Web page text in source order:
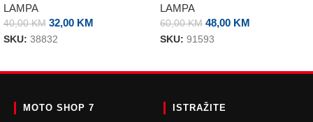
LAMPA
40,00KM 32,00 KM
SKU: 38832
LAMPA
60,00KM 48,00 KM
SKU: 91593
MOTO SHOP 7 ISTRAŽITE